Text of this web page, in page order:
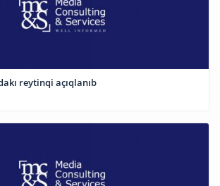
Şirkətlərin mediadakı reytinqi açıqlanıb